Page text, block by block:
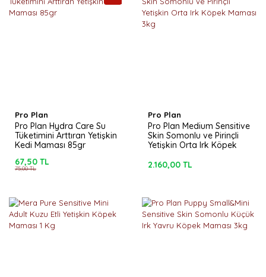
Pro Plan
Pro Plan Hydra Care Su
Tüketimini Arttıran Yetişkin
Kedi Maması 85gr
67,50 TL
75,00 TL
Pro Plan
Pro Plan Medium Sensitive
Skin Somonlu ve Pirinçli
Yetişkin Orta Irk Köpek
2.160,00 TL